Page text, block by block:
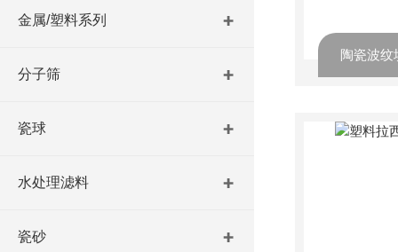
金属/塑料系列
分子筛
瓷球
水处理滤料
瓷砂
陶瓷波纹